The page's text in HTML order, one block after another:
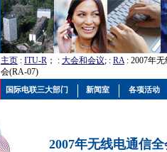
主页 : ITU-R ； : 大会和会议; : RA: 2007年
会(RA-07)
2007年无线电通信
国际电联三大部门 新闻室 各项活动